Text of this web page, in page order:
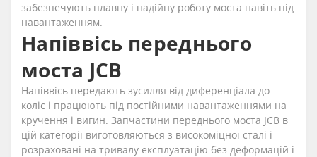
забезпечують плавну і надійну роботу моста навіть під
навантаженням.
Напіввісь переднього
моста JCB
Напіввісь передають зусилля від диференціала до
коліс і працюють під постійними навантаженнями на
кручення і вигин. Запчастини переднього моста JCB в
цій категорії виготовляються з високоміцної сталі і
розраховані на тривалу експлуатацію без деформацій і